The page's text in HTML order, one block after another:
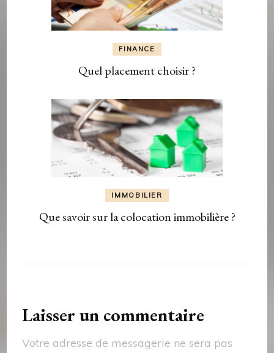
FINANCE
Quel placement choisir ?
IMMOBILIER
Que savoir sur la colocation immobilière ?
Laisser un commentaire
Votre adresse de messagerie ne sera pas